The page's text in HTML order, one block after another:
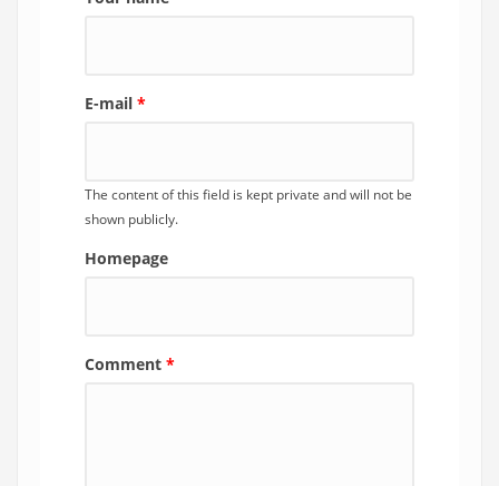
E-mail *
The content of this field is kept private and will not be
shown publicly.
Homepage
Comment *